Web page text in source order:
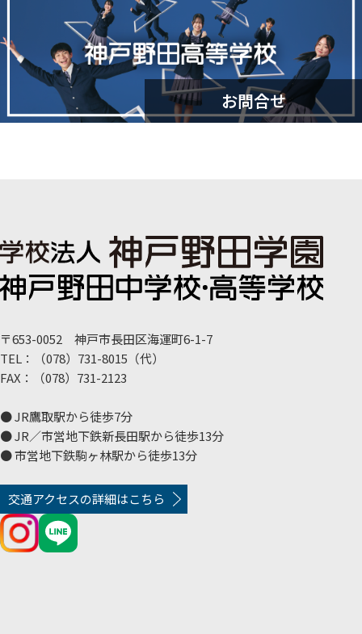
〒653-0052 神戸市長田区海運町6-1-7
TEL：（078）731-8015（代）
FAX：（078）731-2123
● JR鷹取駅から徒歩7分
● JR／市営地下鉄新長田駅から徒歩13分
● 市営地下鉄駒ヶ林駅から徒歩13分
交通アクセスの詳細はこちら